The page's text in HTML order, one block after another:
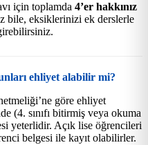
için toplamda 4’er hakkınız
bile, eksiklerinizi ek derslerle
ehliyet alabilir mi?
göre ehliyet
(4. sınıfı bitirmiş veya okuma
yeterlidir. Açık lise öğrencileri
belgesi ile kayıt olabilirler.